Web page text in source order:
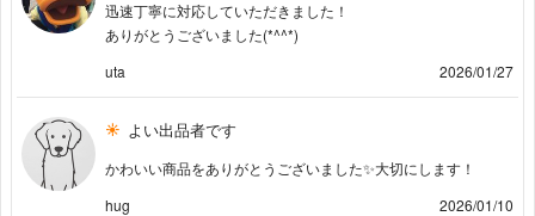
迅速丁寧に対応していただきました！
ありがとうございました(*^^*)
uta
2026/01/27
よい出品者です
かわいい商品をありがとうございました✨大切にします！
hug
2026/01/10